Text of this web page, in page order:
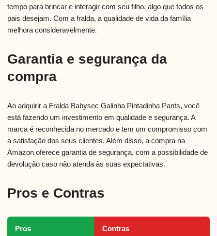
tempo para brincar e interagir com seu filho, algo que todos os
pais desejam. Com a fralda, a qualidade de vida da família
melhora consideravelmente.
Garantia e segurança da
compra
Ao adquirir a Fralda Babysec Galinha Pintadinha Pants, você
está fazendo um investimento em qualidade e segurança. A
marca é reconhecida no mercado e tem um compromisso com
a satisfação dos seus clientes. Além disso, a compra na
Amazon oferece garantia de segurança, com a possibilidade de
devolução caso não atenda às suas expectativas.
Pros e Contras
Pros Contras